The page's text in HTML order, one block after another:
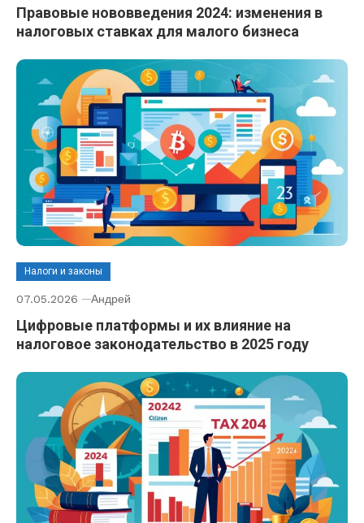
Правовые нововведения 2024: изменения в
налоговых ставках для малого бизнеса
Налоги и законы
07.05.2026 Андрей
Цифровые платформы и их влияние на
налоговое законодательство в 2025 году